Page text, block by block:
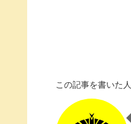
この記事を書いた人